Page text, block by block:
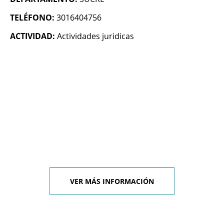
TELÉFONO: 3016404756
ACTIVIDAD: Actividades juridicas
VER MÁS INFORMACIÓN